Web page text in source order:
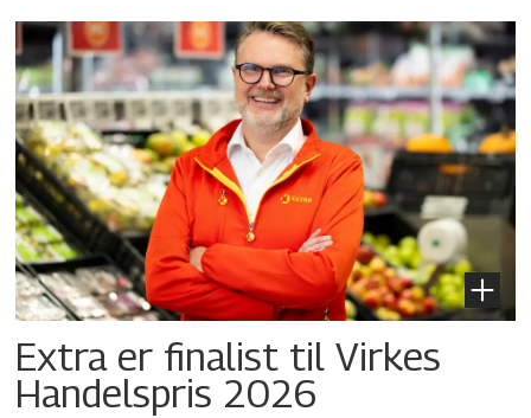
Extra er finalist til Virkes
Handelspris 2026